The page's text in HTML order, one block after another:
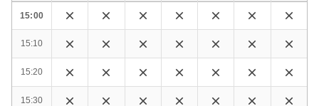
15:00
15:10
15:20
15:30